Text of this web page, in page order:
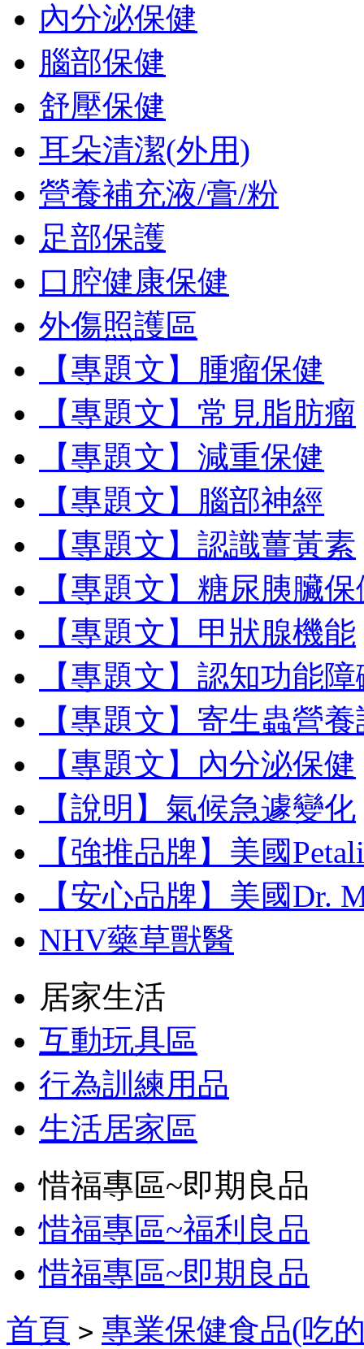
內分泌保健
腦部保健
舒壓保健
耳朵清潔(外用)
營養補充液/膏/粉
足部保護
口腔健康保健
外傷照護區
【專題文】腫瘤保健
【專題文】常見脂肪瘤
【專題文】減重保健
【專題文】腦部神經
【專題文】認識薑黃素
【專題文】糖尿胰臟
【專題文】甲狀腺機能
【專題文】認知功能
【專題文】寄生蟲營
【專題文】內分泌保健
【說明】氣候急遽變化
【強推品牌】美國
【安心品牌】美國Dr.
NHV藥草獸醫
居家生活
互動玩具區
行為訓練用品
生活居家區
惜福專區~即期良品
惜福專區~福利良品
惜福專區~即期良品
首頁 > 專業保健食品(吃